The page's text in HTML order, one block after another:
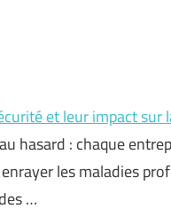
et leur impact sur
hasard : chaque
les maladies
…